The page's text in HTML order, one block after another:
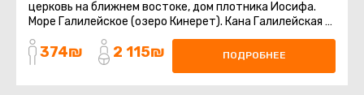
церковь на ближнем востоке, дом плотника Иосифа.
Море Галилейское (озеро Кинерет). Кана Галилейская –
374₪ 2 115₪ ПОДРОБНЕЕ